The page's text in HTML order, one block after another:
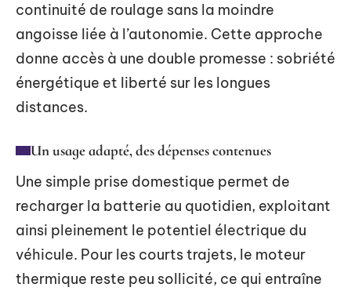
continuité de roulage sans la moindre
angoisse liée à l’autonomie. Cette approche
donne accès à une double promesse : sobriété
énergétique et liberté sur les longues
distances.
Un usage adapté, des dépenses contenues
Une simple prise domestique permet de
recharger la batterie au quotidien, exploitant
ainsi pleinement le potentiel électrique du
véhicule. Pour les courts trajets, le moteur
thermique reste peu sollicité, ce qui entraîne